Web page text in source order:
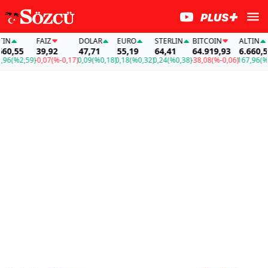
39,92
-0,07(%-0,17)
DOLAR
47,71
0,09(%0,18)
EURO
55,19
0,18(%0,32)
STERLIN
64,41
0,24(%0,38)
BITCOIN
64.919,93
-38,08(%-0,06)
ALTIN
6.660,55
167,96